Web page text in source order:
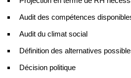
Audit des compétences
Audit du climat social
Définition des alternatives
Décision politique